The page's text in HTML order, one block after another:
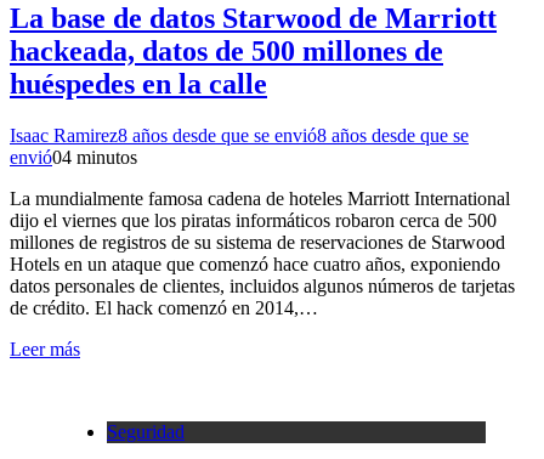
La base de datos Starwood de Marriott
hackeada, datos de 500 millones de
huéspedes en la calle
Isaac Ramirez8 años desde que se envió8 años desde que se
envió04 minutos
La mundialmente famosa cadena de hoteles Marriott International
dijo el viernes que los piratas informáticos robaron cerca de 500
millones de registros de su sistema de reservaciones de Starwood
Hotels en un ataque que comenzó hace cuatro años, exponiendo
datos personales de clientes, incluidos algunos números de tarjetas
de crédito. El hack comenzó en 2014,…
Leer más
Seguridad